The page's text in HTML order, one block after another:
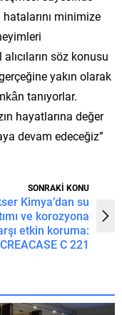
minimize
söz konusu
yakın olarak
tanıyorlar.
hayatlarına değer
devam edeceğiz”
SONRAKİ KONU
Kimya’dan su
ve korozyona
etkin koruma:
CREACASE C 221